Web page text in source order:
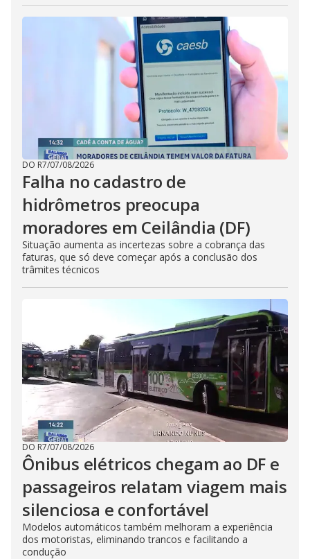
DO R7/07/08/2026
Falha no cadastro de
hidrômetros preocupa
moradores em Ceilândia (DF)
Situação aumenta as incertezas sobre a cobrança das
faturas, que só deve começar após a conclusão dos
trâmites técnicos
DO R7/07/08/2026
Ônibus elétricos chegam ao DF e
passageiros relatam viagem mais
silenciosa e confortável
Modelos automáticos também melhoram a experiência
dos motoristas, eliminando trancos e facilitando a
condução